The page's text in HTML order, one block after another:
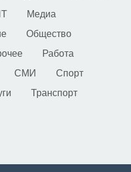
Медиа
Общество
Работа
СМИ
Спорт
Транспорт